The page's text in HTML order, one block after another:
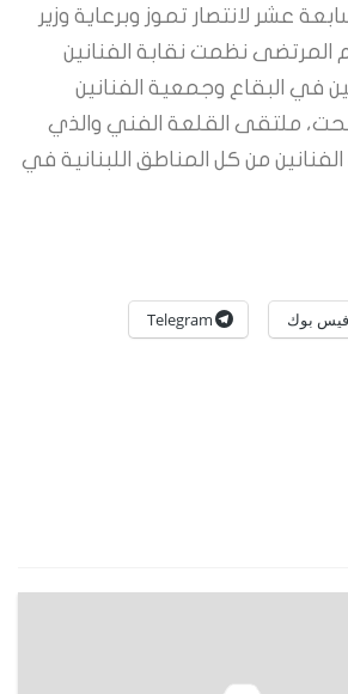
عشر لانتصار تموز وبرعاية وزير
المرتضى نظمت نقابة الفنانين
في البقاع وجمعية الفنانين
ملتقى القلعة الفني والذي
من كل المناطق اللبنانية في
فيس بوك Telegram